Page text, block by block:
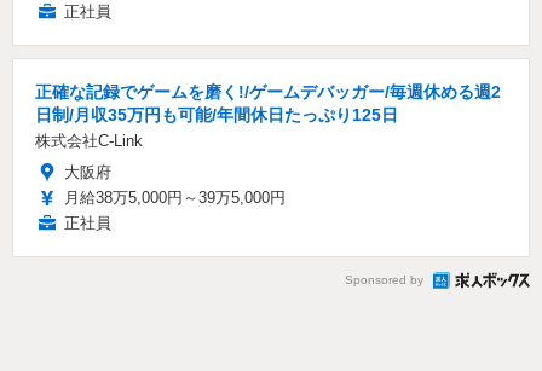
正社員
正確な記録でゲームを磨く!/ゲームデバッガー/毎週休める週2
日制/月収35万円も可能/年間休日たっぷり125日
株式会社C-Link
大阪府
月給38万5,000円～39万5,000円
正社員
Sponsored by